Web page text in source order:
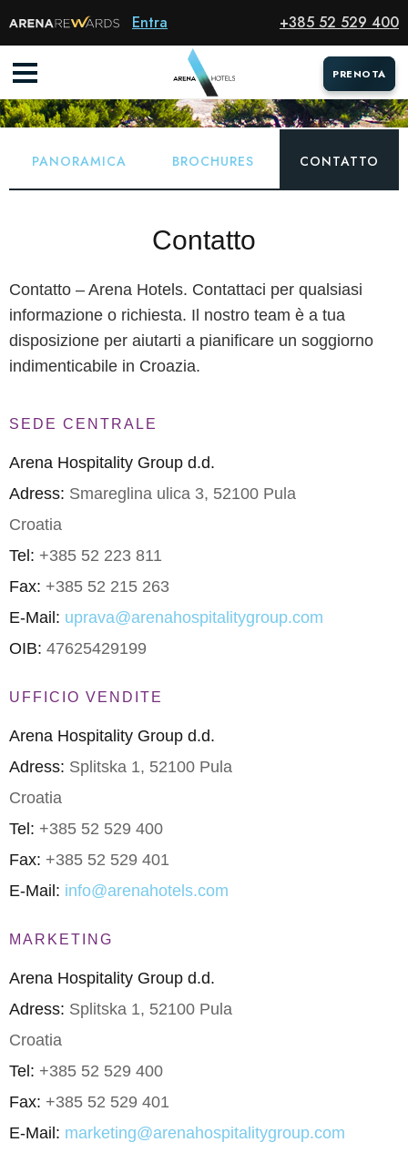
Entra +385 52 529 400
PRENOTA
PRENOTA
CHI SIAMO
Chi siamo
PANORAMICA BROCHURES CONTATTO
Contatto
Contatto – Arena Hotels. Contattaci per qualsiasi
informazione o richiesta. Il nostro team è a tua
disposizione per aiutarti a pianificare un soggiorno
indimenticabile in Croazia.
SEDE CENTRALE
Arena Hospitality Group d.d.
Adress: Smareglina ulica 3, 52100 Pula
Croatia
Tel: +385 52 223 811
Fax: +385 52 215 263
E-Mail: uprava@arenahospitalitygroup.com
OIB: 47625429199
UFFICIO VENDITE
Arena Hospitality Group d.d.
Adress: Splitska 1, 52100 Pula
Croatia
Tel: +385 52 529 400
Fax: +385 52 529 401
E-Mail: info@arenahotels.com
MARKETING
Arena Hospitality Group d.d.
Adress: Splitska 1, 52100 Pula
Croatia
Tel: +385 52 529 400
Fax: +385 52 529 401
E-Mail: marketing@arenahospitalitygroup.com